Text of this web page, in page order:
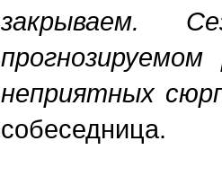
закрываем.
неприятных
собеседница.